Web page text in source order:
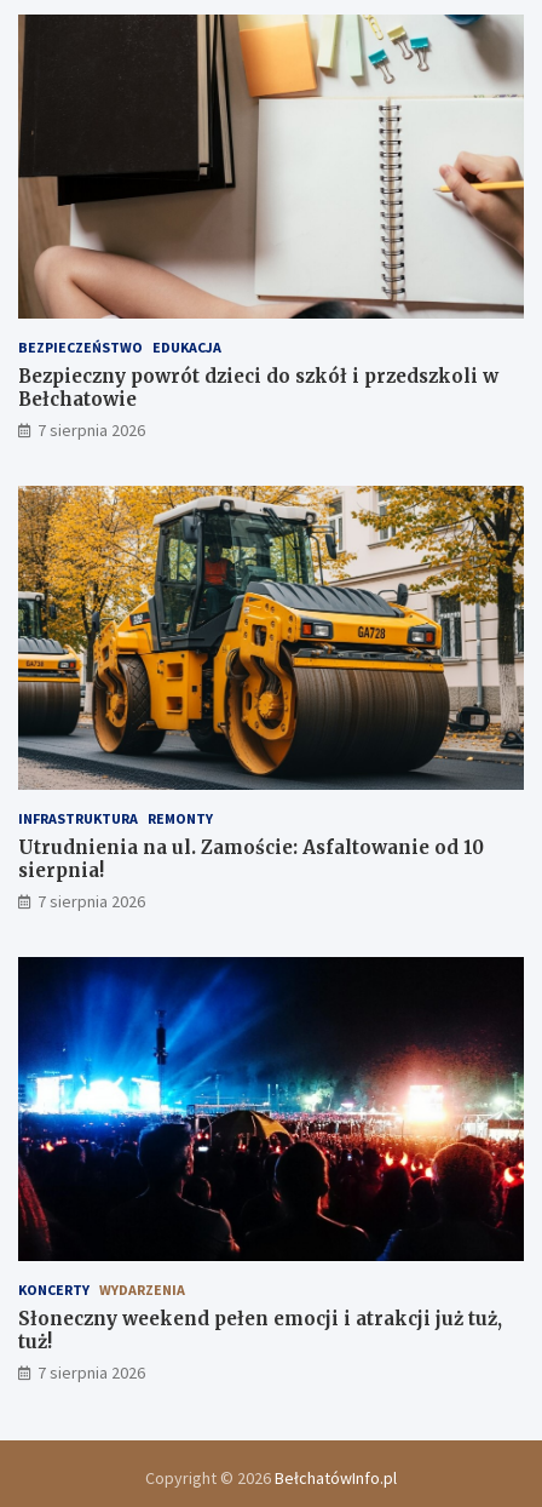
i
a
t
r
a
k
c
j
ż
u
ż
,
t
u
ż
I
I
s
t
o
p
n
i
BEZPIECZEŃSTWO EDUKACJA
Bezpieczny powrót dzieci do szkół i przedszkoli w
Bełchatowie
7 sierpnia 2026
INFRASTRUKTURA REMONTY
Utrudnienia na ul. Zamoście: Asfaltowanie od 10
sierpnia!
7 sierpnia 2026
KONCERTY WYDARZENIA
Słoneczny weekend pełen emocji i atrakcji już tuż,
tuż!
7 sierpnia 2026
Copyright © 2026BełchatówInfo.pl